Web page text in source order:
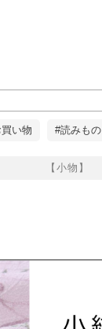
【小物】
い物 #読みもの